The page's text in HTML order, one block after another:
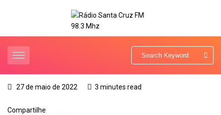
27 de maio de 2022 3 minutes read
Compartilhe